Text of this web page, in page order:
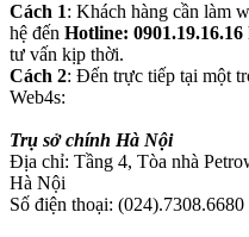
Cách 1: Khách hàng cần làm
hệ đến Hotline: 0901.19.16.16
tư vấn kịp thời.
Cách 2: Đến trực tiếp tại một
Web4s:
Trụ sở chính Hà Nội
Địa chỉ: Tầng 4, Tòa nhà
Hà Nội
Số điện thoại: (024).7308.6680